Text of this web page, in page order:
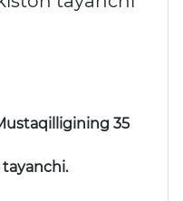
35
tayanchi.